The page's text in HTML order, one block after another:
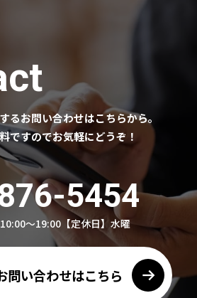
るお問い合わせはこちらから。
ですのでお気軽にどうぞ！
5454
10:00～19:00 【定休日】水曜
問い合わせはこちら